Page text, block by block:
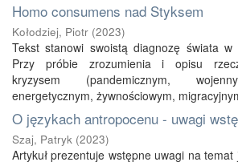
Homo consumens nad Styksem
Kołodziej, Piotr (2023)
Tekst stanowi swoistą diagnozę świata w
Przy próbie zrozumienia i opisu
kryzysem (pandemicznym,
energetycznym, żywnościowym,
O językach antropocenu - uwagi
Szaj, Patryk (2023)
Artykuł prezentuje wstępne uwagi na